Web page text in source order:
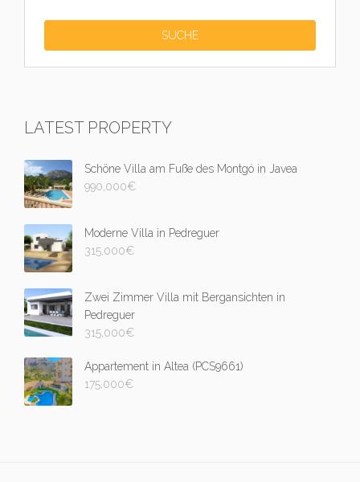
LATEST PROPERTY
Schöne Villa am Fuße des Montgó in Javea
990,000€
Moderne Villa in Pedreguer
315,000€
Zwei Zimmer Villa mit Bergansichten in
Pedreguer
315,000€
Appartement in Altea (PCS9661)
175,000€